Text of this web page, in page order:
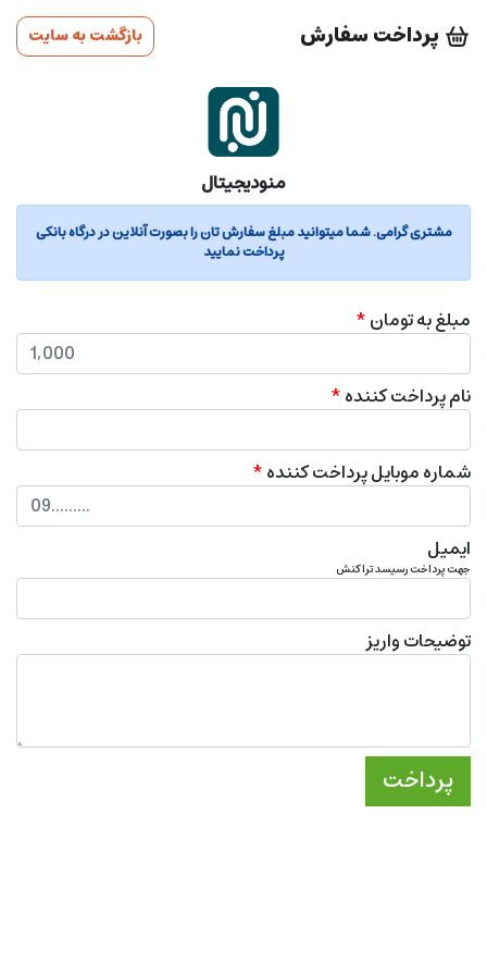
بازگشت به سایت
منودیجیتال
مشتری گرامی. شما میتوانید مبلغ سفارش تان را بصورت آنلاین در درگاه بانکی
پرداخت نمایید
مبلغ به تومان*
نام پرداخت کننده*
شماره موبایل پرداخت کننده*
ایمیل
جهت پرداخت رسیسد تراکنش
توضیحات واریز
پرداخت